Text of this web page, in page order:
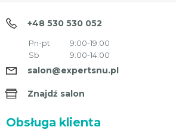
+48 530 530 052
Pn-pt
9:00-19:00
Sb
9:00-14:00
salon@expertsnu.pl
Znajdź salon
Obsługa klienta